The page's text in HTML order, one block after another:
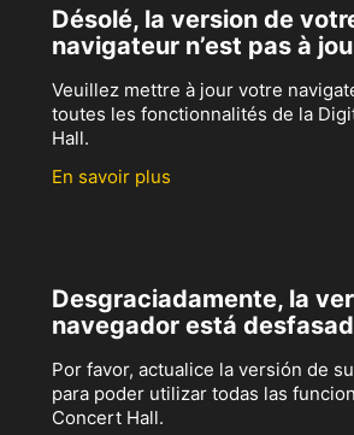
Désolé, la version de
navigateur n’est pas à
Veuillez mettre à jour votre
toutes les fonctionnalités de la
Hall.
En savoir plus
Desgraciadamente, la
navegador está
Por favor, actualice la versión de
para poder utilizar todas las
Concert Hall.